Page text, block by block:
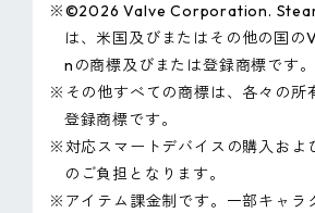
※©2026 Valve Corporation.
は、米国及びまたはその他の国
nの商標及びまたは登録商標です。
※その他すべての商標は、各々の所
登録商標です。
※対応スマートデバイスの購入およ
のご負担となります。
※アイテム課金制です。一部キャラ